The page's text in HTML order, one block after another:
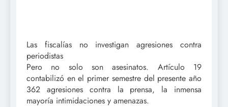
Las fiscalías no investigan agresiones contra
periodistas
Pero no solo son asesinatos. Artículo 19
contabilizó en el primer semestre del presente año
362 agresiones contra la prensa, la inmensa
mayoría intimidaciones y amenazas.